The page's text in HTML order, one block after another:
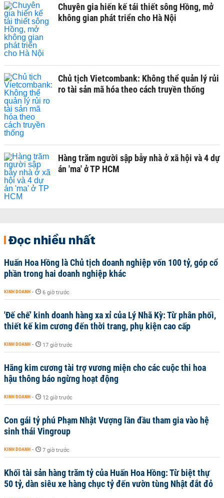
Chuyên gia hiến kế tái thiết sông Hồng, mở
không gian phát triển cho Hà Nội
Chủ tịch Vietcombank: Không thể quản lý rủi
ro tài sản mã hóa theo cách truyền thống
Hàng trăm người sập bẫy nhà ở xã hội và 4 dự
án 'ma' ở TP HCM
Đọc nhiều nhất
Huấn Hoa Hồng là Chủ tịch doanh nghiệp vốn 100 tỷ, góp cổ
phần trong hai doanh nghiệp khác
KINH DOANH - 6 giờ trước
'Đế chế’ kinh doanh hàng xa xỉ của Lý Nhã Kỳ: Từ phân phối,
thiết kế kim cương đến thời trang, phụ kiện cao cấp
KINH DOANH - 17 giờ trước
Hãng kim cương tài trợ vương miện cho các cuộc thi hoa
hậu thông báo ngừng hoạt động
KINH DOANH - 12 giờ trước
Con gái tỷ phú Phạm Nhật Vượng lần đầu tham gia vào hệ
sinh thái Vingroup
KINH DOANH - 7 giờ trước
Khối tài sản hàng trăm tỷ của Huấn Hoa Hồng: Từ biệt thự
50 tỷ, dàn siêu xe hàng chục tỷ đến vườn tùng Nhật đắt đỏ